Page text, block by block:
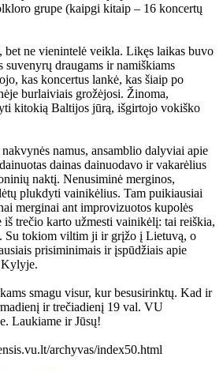
grupe (kaipgi kitaip – 16 koncertų
bet ne vienintelė veikla. Likęs laikas buvo
suvenyrų draugams ir namiškiams
kas koncertus lankė, kas šiaip po
burlaiviais grožėjosi. Žinoma,
kitokią Baltijos jūrą, išgirtojo vokiško
namus, ansamblio dalyviai apie
dainas dainuodavo ir vakarėlius
naktį. Nenusiminė merginos,
plukdyti vainikėlius. Tam puikiausiai
merginai ant improvizuotos kupolės
iš trečio karto užmesti vainikėlį: tai reiškia,
Su tokiom viltim ji ir grįžo į Lietuvą, o
prisiminimais ir įspūdžiais apie
Kylyje.
smagu visur, kur besusirinktų. Kad ir
ir trečiadienį 19 val. VU
Laukiame ir Jūsų!
archyvas/index50.html